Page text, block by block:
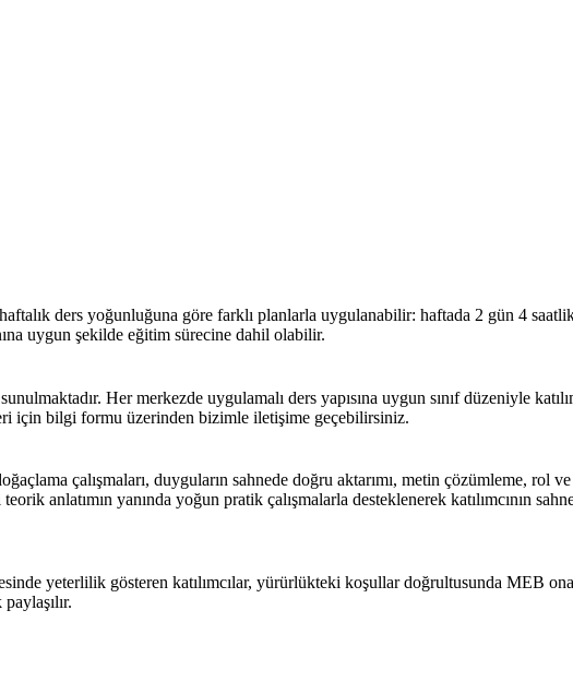
ders yoğunluğuna göre farklı planlarla uygulanabilir: haftada 2 gün 4
uygun şekilde eğitim sürecine dahil olabilir.
Her merkezde uygulamalı ders yapısına uygun sınıf düzeniyle
için bilgi formu üzerinden bizimle iletişime geçebilirsiniz.
çalışmaları, duyguların sahnede doğru aktarımı, metin çözümleme, rol
anlatımın yanında yoğun pratik çalışmalarla desteklenerek katılımcının
yeterlilik gösteren katılımcılar, yürürlükteki koşullar doğrultusunda MEB